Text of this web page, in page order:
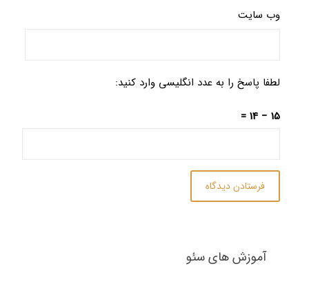
وب‌ سایت
لطفا پاسخ را به عدد انگلیسی وارد کنید:
15 − 14 =
آموزش های سئو